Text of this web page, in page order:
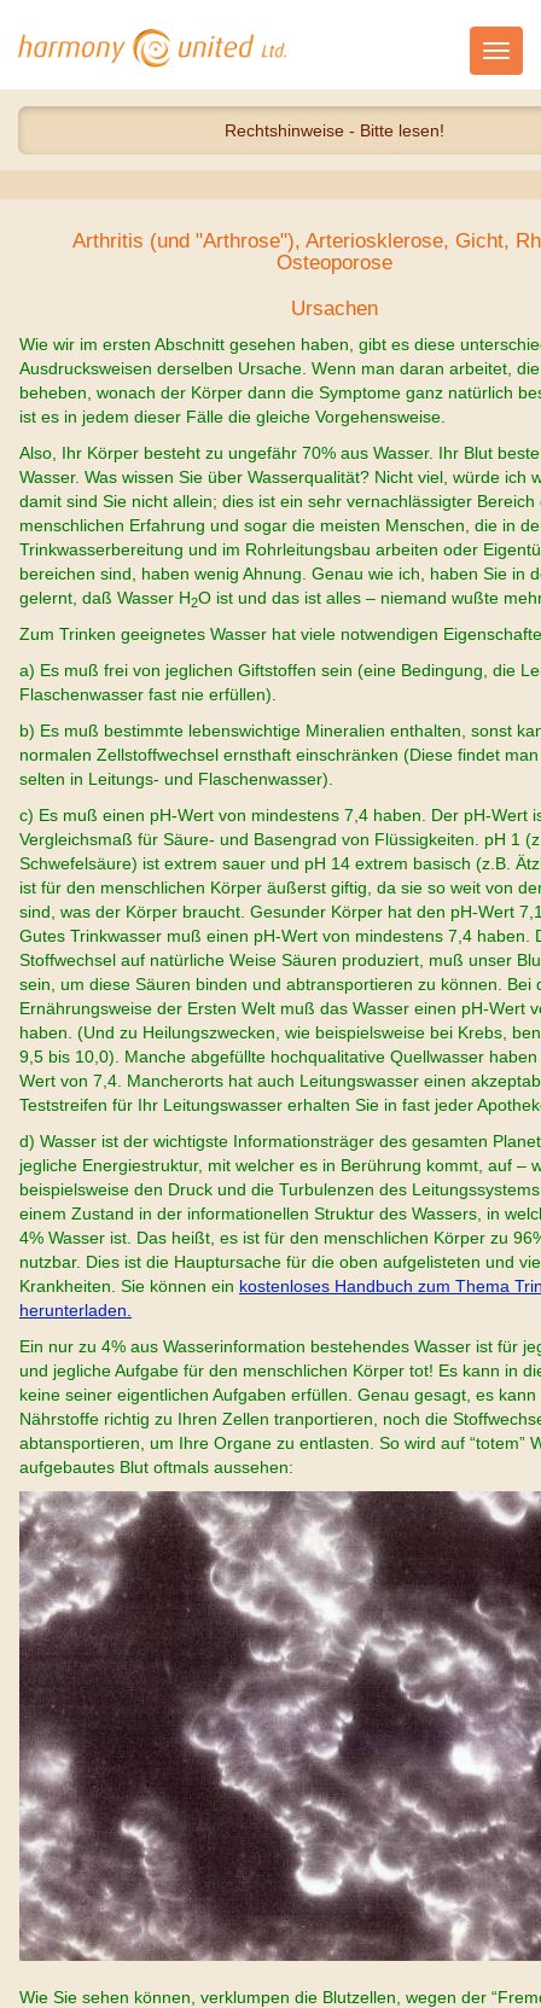
Rechtshinweise - Bitte lesen!
Arthritis (und "Arthrose"), Arteriosklerose, Gicht,
Osteoporose
Ursachen
Wie wir im ersten Abschnitt gesehen haben, gibt es diese
Ausdrucksweisen derselben Ursache. Wenn man daran arbeitet,
beheben, wonach der Körper dann die Symptome ganz natürlich
ist es in jedem dieser Fälle die gleiche Vorgehensweise.
Also, Ihr Körper besteht zu ungefähr 70% aus Wasser. Ihr Blut
Wasser. Was wissen Sie über Wasserqualität? Nicht viel, würde ich
damit sind Sie nicht allein; dies ist ein sehr vernachlässigter Bereich
menschlichen Erfahrung und sogar die meisten Menschen, die in
Trinkwasserbereitung und im Rohrleitungsbau arbeiten oder
bereichen sind, haben wenig Ahnung. Genau wie ich, haben Sie in
gelernt, daß Wasser H2O ist und das ist alles – niemand wußte
Zum Trinken geeignetes Wasser hat viele notwendigen
a) Es muß frei von jeglichen Giftstoffen sein (eine Bedingung, die
Flaschenwasser fast nie erfüllen).
b) Es muß bestimmte lebenswichtige Mineralien enthalten, sonst
normalen Zellstoffwechsel ernsthaft einschränken (Diese findet
selten in Leitungs- und Flaschenwasser).
c) Es muß einen pH-Wert von mindestens 7,4 haben. Der pH-Wert
Vergleichsmaß für Säure- und Basengrad von Flüssigkeiten. pH 1
Schwefelsäure) ist extrem sauer und pH 14 extrem basisch (z.B.
ist für den menschlichen Körper äußerst giftig, da sie so weit von
sind, was der Körper braucht. Gesunder Körper hat den pH-Wert
Gutes Trinkwasser muß einen pH-Wert von mindestens 7,4 haben.
Stoffwechsel auf natürliche Weise Säuren produziert, muß unser
sein, um diese Säuren binden und abtransportieren zu können. Bei
Ernährungsweise der Ersten Welt muß das Wasser einen pH-Wert
haben. (Und zu Heilungszwecken, wie beispielsweise bei Krebs,
9,5 bis 10,0). Manche abgefüllte hochqualitative Quellwasser
Wert von 7,4. Mancherorts hat auch Leitungswasser einen
Teststreifen für Ihr Leitungswasser erhalten Sie in fast jeder
d) Wasser ist der wichtigste Informationsträger des gesamten
jegliche Energiestruktur, mit welcher es in Berührung kommt, auf –
beispielsweise den Druck und die Turbulenzen des
einem Zustand in der informationellen Struktur des Wassers, in
4% Wasser ist. Das heißt, es ist für den menschlichen Körper zu
nutzbar. Dies ist die Hauptursache für die oben aufgelisteten und
Krankheiten. Sie können ein kostenloses Handbuch zum Thema
herunterladen.
Ein nur zu 4% aus Wasserinformation bestehendes Wasser ist für
und jegliche Aufgabe für den menschlichen Körper tot! Es kann in
keine seiner eigentlichen Aufgaben erfüllen. Genau gesagt, es kann
Nährstoffe richtig zu Ihren Zellen tranportieren, noch die
abtansportieren, um Ihre Organe zu entlasten. So wird auf “totem”
aufgebautes Blut oftmals aussehen:
Wie Sie sehen können, verklumpen die Blutzellen, wegen der